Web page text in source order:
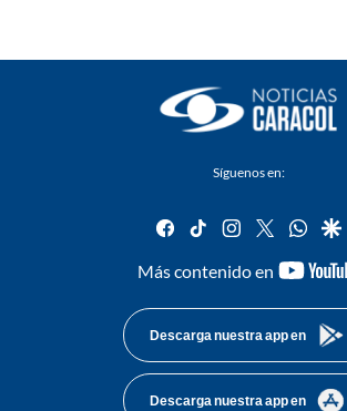
Síguenos en:
facebook
tiktok instagram
twitter
Más contenido en
Descarga nuestra app en
Descarga nuestra app en